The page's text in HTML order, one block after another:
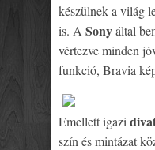
készülnek a világ
is. A Sonyáltal
vértezve minden
funkció, Bravia
Emellett igazi
szín és mintázat